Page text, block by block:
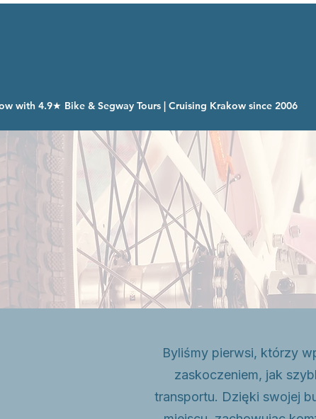
with 4.9★ Bike & Segway Tours | Cruising Krakow since 2006
Byliśmy pierwsi, którzy
zaskoczeniem, jak
transportu. Dzięki swojej